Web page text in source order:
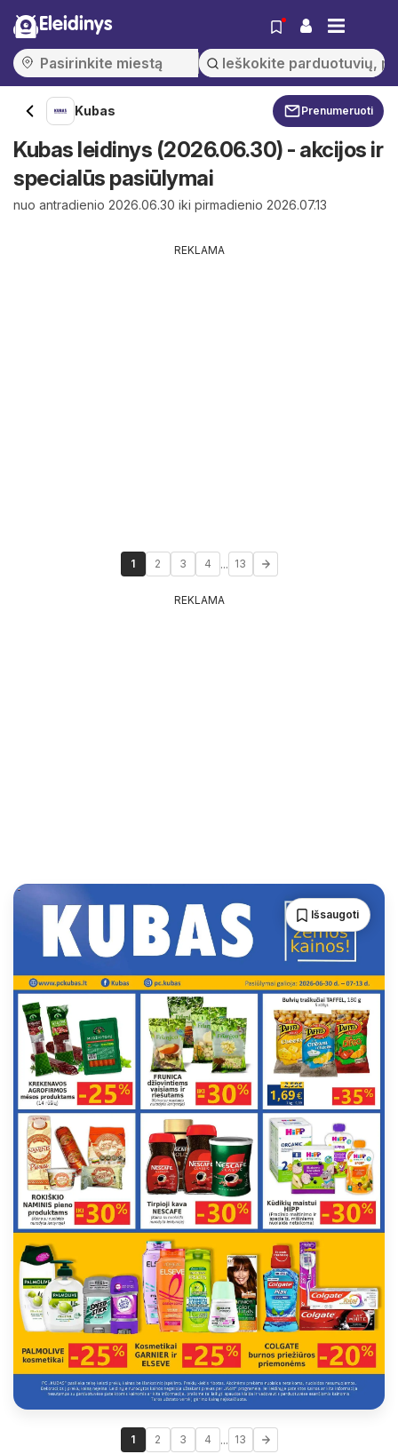
Eleidinys
Kubas Prenumeruoti
Kubas leidinys (2026.06.30) - akcijos ir
specialūs pasiūlymai
nuo antradienio 2026.06.30 iki pirmadienio 2026.07.13
REKLAMA
1 2 3 4 ... 13
REKLAMA
Išsaugoti
1 2 3 4 ... 13